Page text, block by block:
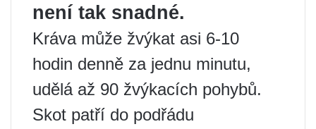
není tak snadné.
Kráva může žvýkat asi 6-10
hodin denně za jednu minutu,
udělá až 90 žvýkacích pohybů.
Skot patří do podřádu